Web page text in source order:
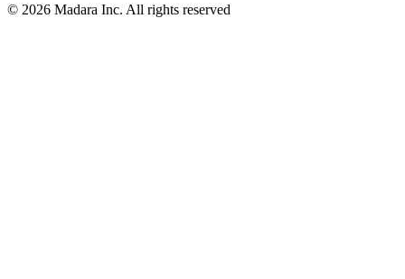
© 2026 Madara Inc. All rights reserved